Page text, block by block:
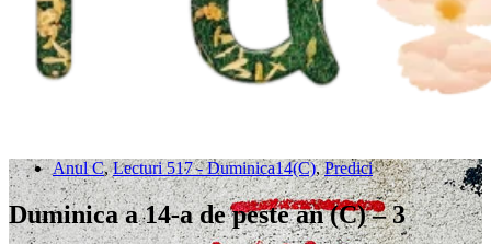
Anul C,Lecturi 517 - Duminica14(C),Predici
Duminica a 14-a de peste an (C) – 3